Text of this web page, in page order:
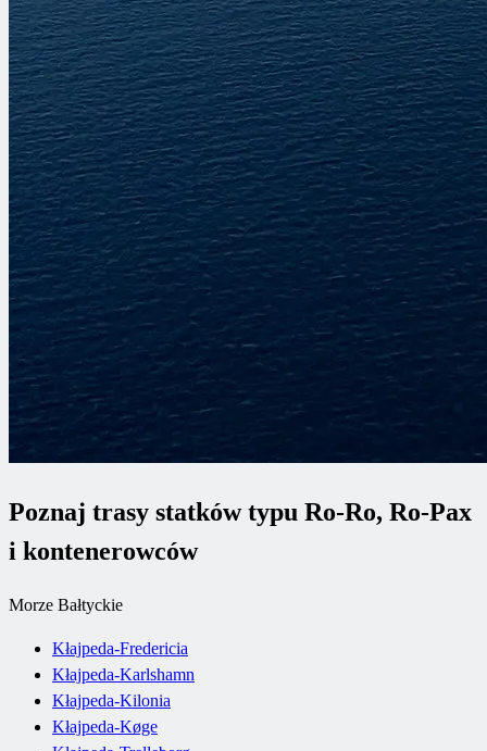
Poznaj trasy statków typu Ro-Ro, Ro-Pax
i kontenerowców
Morze Bałtyckie
Kłajpeda-Fredericia
Kłajpeda-Karlshamn
Kłajpeda-Kilonia
Kłajpeda-Køge